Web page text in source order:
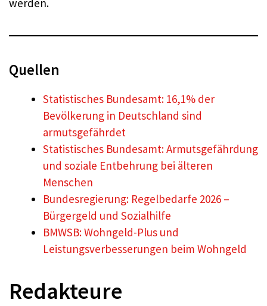
Quellen
Statistisches Bundesamt: 16,1% der
Bevölkerung in Deutschland sind
armutsgefährdet
Statistisches Bundesamt: Armutsgefährdung
und soziale Entbehrung bei älteren
Menschen
Bundesregierung: Regelbedarfe 2026 –
Bürgergeld und Sozialhilfe
BMWSB: Wohngeld-Plus und
Leistungsverbesserungen beim Wohngeld
Redakteure